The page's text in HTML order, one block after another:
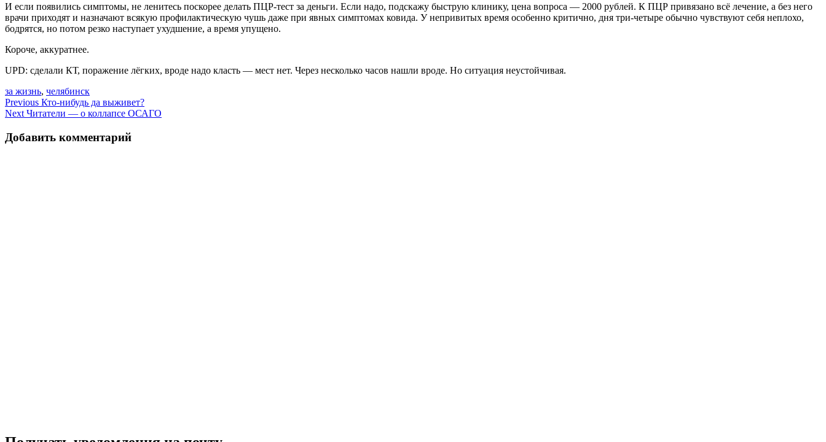
И если появились симптомы, не ленитесь поскорее делать ПЦР-тест за деньги. Если надо, подскажу быструю клинику, цена вопроса — 2000 рублей. К ПЦР привязано всё лечение, а без него
врачи приходят и назначают всякую профилактическую чушь даже при явных симптомах ковида. У непривитых время особенно критично, дня три-четыре обычно чувствуют себя неплохо,
бодрятся, но потом резко наступает ухудшение, а время упущено.
Короче, аккуратнее.
UPD: сделали КТ, поражение лёгких, вроде надо класть — мест нет. Через несколько часов нашли вроде. Но ситуация неустойчивая.
за жизнь, челябинск
Навигация
по
записям
Previous Кто-нибудь да выживет?
Next Читатели — о коллапсе ОСАГО
Добавить комментарий